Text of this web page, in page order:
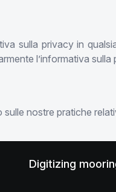
sulla privacy in
l’informativa
nostre pratiche
Digitizing